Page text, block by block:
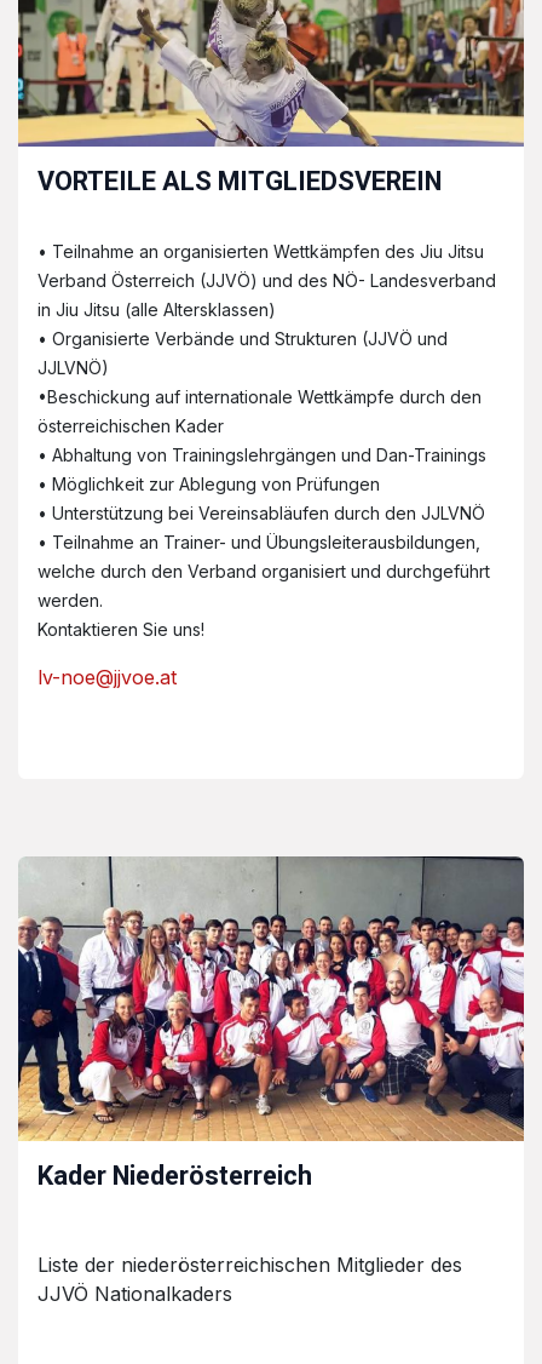
VORTEILE ALS MITGLIEDSVEREIN​
• Teilnahme an organisierten Wettkämpfen des Jiu Jitsu
Verband Österreich (JJVÖ) und des NÖ- Landesverband
in Jiu Jitsu (alle Altersklassen)
• Organisierte Verbände und Strukturen (JJVÖ und
JJLVNÖ)
•Beschickung auf internationale Wettkämpfe durch den
österreichischen Kader
• Abhaltung von Trainingslehrgängen und Dan-Trainings
• Möglichkeit zur Ablegung von Prüfungen
• Unterstützung bei Vereinsabläufen durch den JJLVNÖ
• Teilnahme an Trainer- und Übungsleiterausbildungen,
welche durch den Verband organisiert und durchgeführt
werden.
Kontaktieren Sie uns!
lv-noe@jjvoe.at
Kader Niederösterreich
Liste der niederösterreichischen Mitglieder des
JJVÖ Nationalkaders